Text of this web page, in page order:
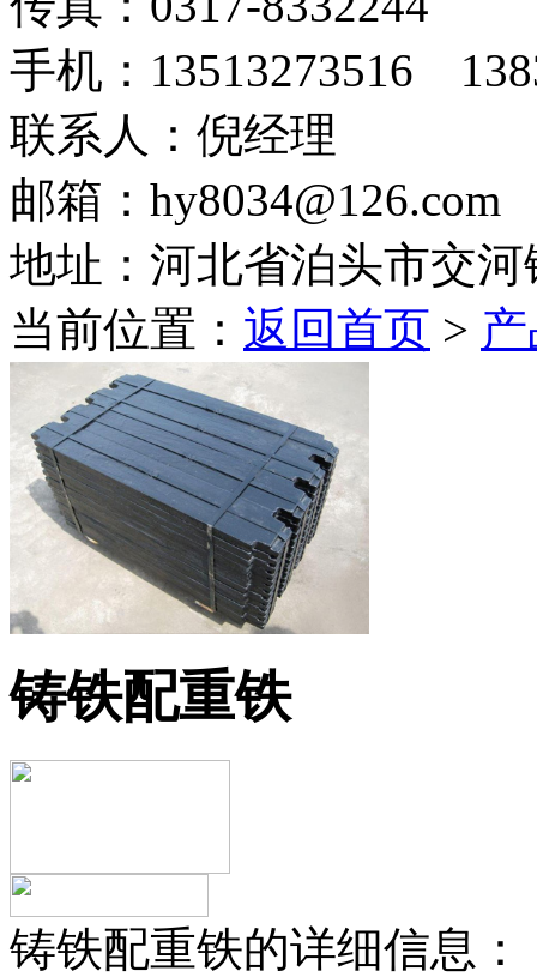
手机：13513273516
联系人：倪经理
邮箱：hy8034@126.com
地址：河北省泊头市交
当前位置： 返回首页 >
铸铁配重铁
铸铁配重铁的详细信息：